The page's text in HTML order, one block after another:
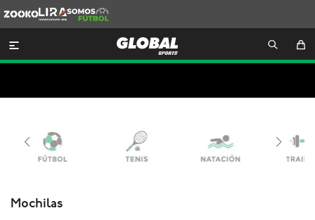
Lira
Somos
Futbol

Mochilas